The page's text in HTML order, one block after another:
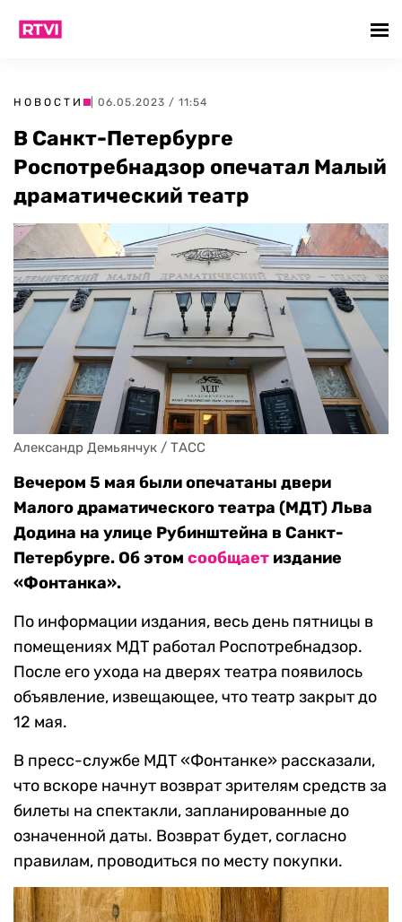
НОВОСТИ | 06.05.2023 / 11:54
В Санкт-Петербурге
Роспотребнадзор опечатал Малый
драматический театр
Александр Демьянчук / ТАСС
Вечером 5 мая были опечатаны двери
Малого драматического театра (МДТ) Льва
Додина на улице Рубинштейна в Санкт-
Петербурге. Об этом сообщает издание
«Фонтанка».
По информации издания, весь день пятницы в
помещениях МДТ работал Роспотребнадзор.
После его ухода на дверях театра появилось
объявление, извещающее, что театр закрыт до
12 мая.
В пресс-службе МДТ «Фонтанке» рассказали,
что вскоре начнут возврат зрителям средств за
билеты на спектакли, запланированные до
означенной даты. Возврат будет, согласно
правилам, проводиться по месту покупки.